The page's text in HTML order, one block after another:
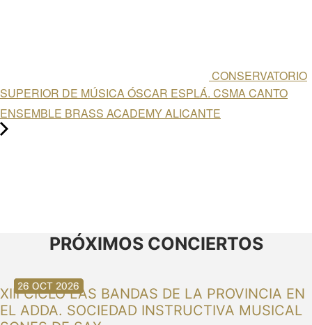
CONSERVATORIO
SUPERIOR DE MÚSICA ÓSCAR ESPLÁ. CSMA CANTO
ENSEMBLE BRASS ACADEMY ALICANTE
PRÓXIMOS CONCIERTOS
XIII CICLO LAS BANDAS DE LA PROVINCIA EN
EL ADDA. SOCIEDAD INSTRUCTIVA MUSICAL
30 AGO 2026
30 AGO 2026
13 SEP 2026
20 SEP 2026
20 SEP 2026
26 SEP 2026
03 OCT 2026
16 OCT 2026
26 OCT 2026